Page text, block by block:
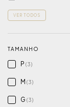
VER TODOS
TAMANHO
P (3)
M (3)
G (3)